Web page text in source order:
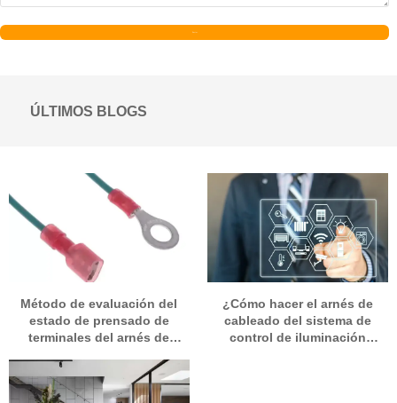
ÚLTIMOS BLOGS
Método de evaluación del
estado de prensado de
terminales del arnés de
¿Cómo hacer el arnés de
cableado del sistema de
control de iluminación